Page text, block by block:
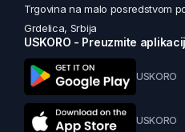
Trgovina na malo posredstvom
Grdelica, Srbija
USKORO - Preuzmite
USKORO
USKORO